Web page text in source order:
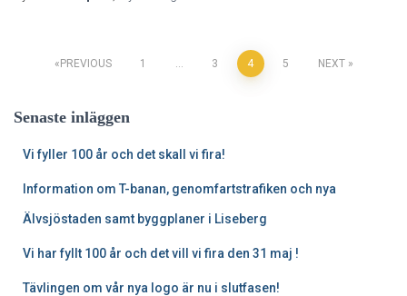
Posts
navigation
PREVIOUS 1 … 3 4 5 NEXT
Senaste inläggen
Vi fyller 100 år och det skall vi fira!
Information om T-banan, genomfartstrafiken och nya
Älvsjöstaden samt byggplaner i Liseberg
Vi har fyllt 100 år och det vill vi fira den 31 maj !
Tävlingen om vår nya logo är nu i slutfasen!